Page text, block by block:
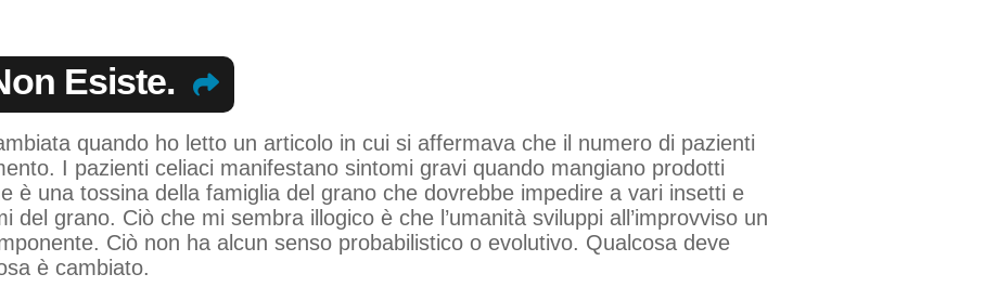
Esiste.
quando ho letto un articolo in cui si affermava che il numero di pazienti
I pazienti celiaci manifestano sintomi gravi quando mangiano prodotti
è una tossina della famiglia del grano che dovrebbe impedire a vari insetti e
del grano. Ciò che mi sembra illogico è che l’umanità sviluppi all’improvviso un
Ciò non ha alcun senso probabilistico o evolutivo. Qualcosa deve
è cambiato.